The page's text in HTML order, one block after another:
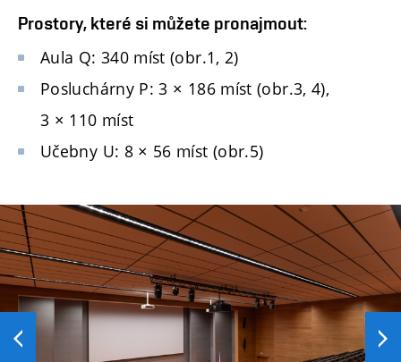
Prostory, které si můžete pronajmout:
Aula Q: 340 míst (obr.1, 2)
Posluchárny P: 3 × 186 míst (obr.3, 4),
3 × 110 míst
Učebny U: 8 × 56 míst (obr.5)
Předchozí